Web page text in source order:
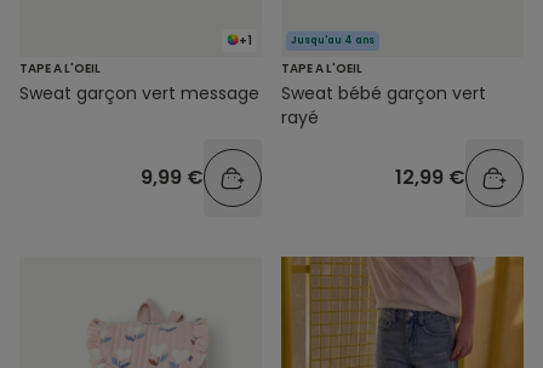
+1
TAPE A L'OEIL
Sweat garçon vert message
9,99 €
Jusqu'au 4 ans
TAPE A L'OEIL
Sweat bébé garçon vert
rayé
12,99 €